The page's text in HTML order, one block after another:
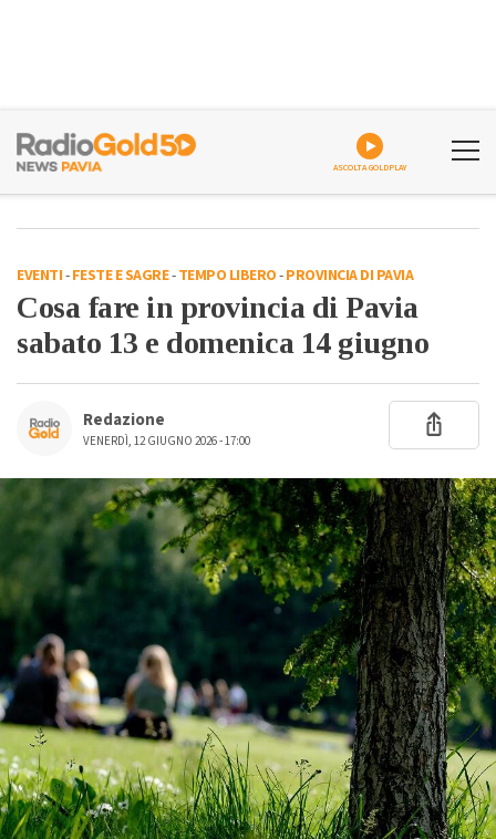
ASCOLTA GOLDPLAY
EVENTI-FESTE E SAGRE-TEMPO LIBERO-PROVINCIA DI PAVIA
Cosa fare in provincia di Pavia
sabato 13 e domenica 14 giugno
Redazione
VENERDÌ, 12 GIUGNO 2026 - 17:00